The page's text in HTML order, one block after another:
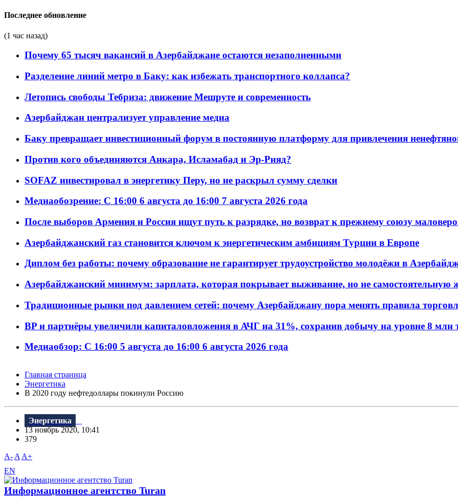
Последнее обновление
(1 час назад)
Почему 65 тысяч вакансий в Азербайджане остаются незаполненными
Разделение линий метро в Баку: как избежать транспортного коллапса?
Летопись свободы Тебриза: движение Мешруте и современность
Азербайджан централизует управление медиа
Баку превращает инвестиционный форум в постоянную платформу для привлечения
Против кого объединяются Анкара, Исламабад и Эр-Рияд?
SOFAZ инвестировал в энергетику Перу, но не раскрыл сумму сделки
Медиаобозрение: С 16:00 6 августа до 16:00 7 августа 2026 года
После выборов Армения и Россия ищут путь к разрядке, но возврат к прежнему союзу
Азербайджанский газ становится ключом к энергетическим амбициям Турции в Европе
Диплом без работы: почему образование не гарантирует трудоустройство молодёжи в
Азербайджанский минимум: зарплата, которая покрывает выживание, но не самостоятельную
Традиционные рынки под давлением сетей: почему Азербайджану пора менять правила
BP и партнёры увеличили капиталовложения в АЧГ на 31%, сохранив добычу на уровне 8 млн
Медиаобзор: С 16:00 5 августа до 16:00 6 августа 2026 года
Главная страница
Энергетика
В 2020 году нефтедоллары покинули Россию
Энергетика
13 ноябрь 2020, 10:41
379
A- A A+
EN
Информационное агентство Turan